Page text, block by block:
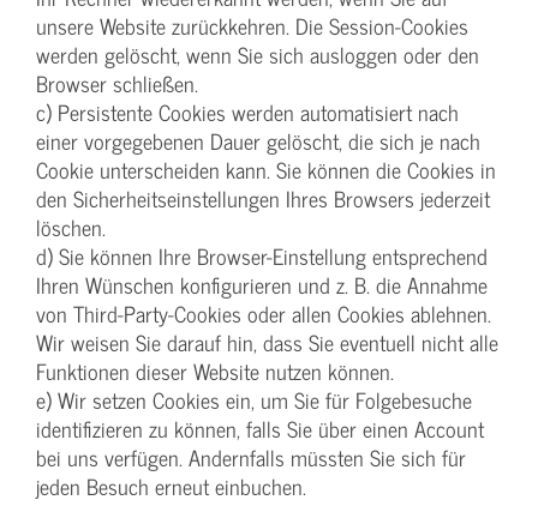
unsere Website zurückkehren. Die Session-Cookies
werden gelöscht, wenn Sie sich ausloggen oder den
Browser schließen.
c) Persistente Cookies werden automatisiert nach
einer vorgegebenen Dauer gelöscht, die sich je nach
Cookie unterscheiden kann. Sie können die Cookies in
den Sicherheitseinstellungen Ihres Browsers jederzeit
löschen.
d) Sie können Ihre Browser-Einstellung entsprechend
Ihren Wünschen konfigurieren und z. B. die Annahme
von Third-Party-Cookies oder allen Cookies ablehnen.
Wir weisen Sie darauf hin, dass Sie eventuell nicht alle
Funktionen dieser Website nutzen können.
e) Wir setzen Cookies ein, um Sie für Folgebesuche
identifizieren zu können, falls Sie über einen Account
bei uns verfügen. Andernfalls müssten Sie sich für
jeden Besuch erneut einbuchen.